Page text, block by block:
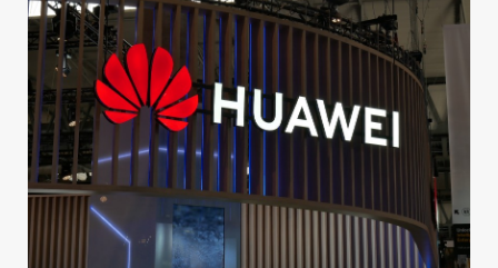
HAKU